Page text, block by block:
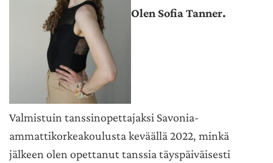
Olen Sofia Tanner.
Valmistuin tanssinopettajaksi Savonia-
ammattikorkeakoulusta keväällä 2022, minkä
jälkeen olen opettanut tanssia täyspäiväisesti